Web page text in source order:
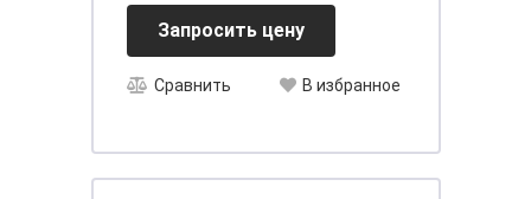
Запросить цену
Сравнить В избранное